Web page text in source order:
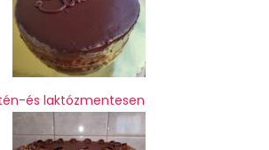
és laktózmentesen